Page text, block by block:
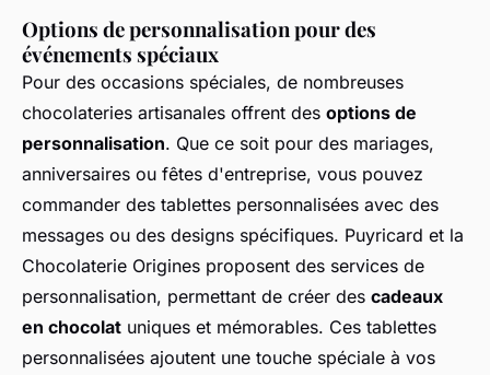
Options de personnalisation pour des
événements spéciaux
Pour des occasions spéciales, de nombreuses
chocolateries artisanales offrent des options de
personnalisation. Que ce soit pour des mariages,
anniversaires ou fêtes d'entreprise, vous pouvez
commander des tablettes personnalisées avec des
messages ou des designs spécifiques. Puyricard et la
Chocolaterie Origines proposent des services de
personnalisation, permettant de créer des cadeaux
en chocolat uniques et mémorables. Ces tablettes
personnalisées ajoutent une touche spéciale à vos